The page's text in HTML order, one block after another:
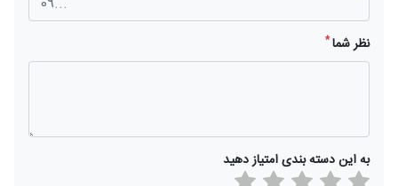
نظر شما*
به این دسته بندی امتیاز دهید